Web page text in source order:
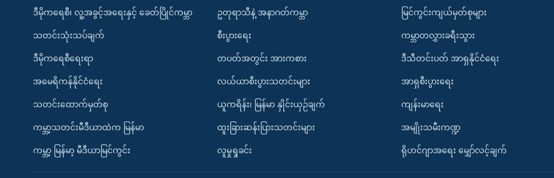
ဒီမိုကရေစီ၊ လူ့အခွင့်အရေးနှင့် ခေတ်ပြိုင်ကမ္ဘာ
သတင်းသုံးသပ်ချက်
ဒီမိုကရေစီရေးရာ
အမေရိကန်နိုင်ငံရေး
သတင်းထောက်မှတ်စု
ကမ္ဘာ့သတင်းမီဒီယာထဲက မြန်မာ
ကမ္ဘာ့ မြန်မာ့ မီဒီယာမြင်ကွင်း
ဥတုရာသီနဲ့ အနာဂတ်ကမ္ဘာ
စီးပွားရေး
တပတ်အတွင်း အားကစား
လယ်ယာစီးပွားသတင်းများ
ယူကရိန်း၊ မြန်မာ နှိုင်းယှဉ်ချက်
ထူးခြားဆန်းပြားသတင်းများ
လူမှုရှုခင်း
မြင်ကွင်းကျယ်မှတ်စုများ
ကမ္ဘာတလွှားခရီးသွား
ဒီသီတင်းပတ် အာရှနိုင်ငံရေး
အာရှစီးပွားရေး
ကျန်းမာရေး
အမျိုးသမီးကဏ္ဍ
ရိုဟင်ဂျာအရေး မျှော်လင့်ချက်